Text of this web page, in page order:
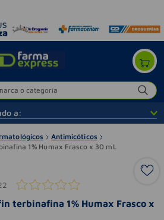
o categoría
a:
Antimicóticos
1% Humax Frasco x 30 mL
terbinafina 1% Humax Frasco x